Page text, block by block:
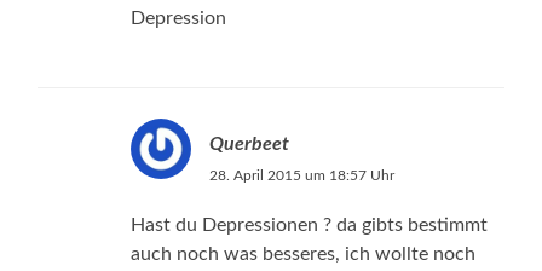
Depression
Querbeet
28. April 2015 um 18:57 Uhr
Hast du Depressionen ? da gibts bestimmt
auch noch was besseres, ich wollte noch